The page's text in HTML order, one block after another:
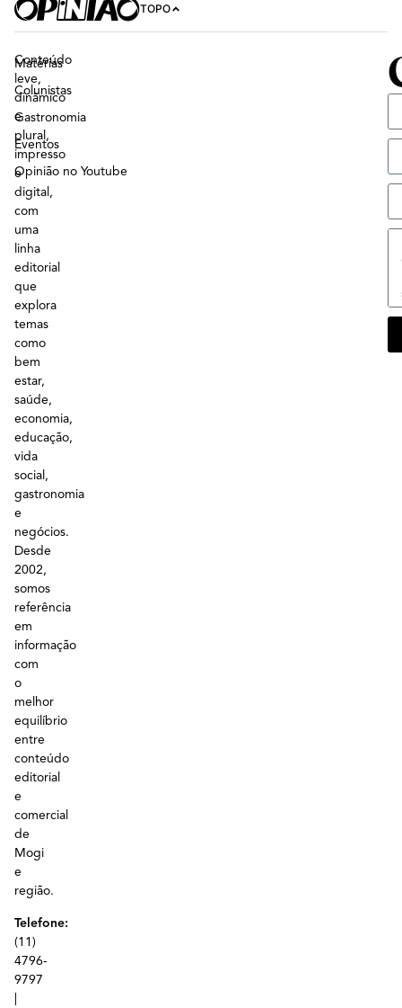
TOPO
Conteúdo
leve,
dinâmico
e
plural,
impresso
e
digital,
com
uma
linha
editorial
que
explora
temas
como
bem
estar,
saúde,
economia,
educação,
vida
social,
gastronomia
e
negócios.
Desde
2002,
somos
referência
em
informação
com
o
melhor
equilíbrio
entre
conteúdo
editorial
e
comercial
de
Mogi
e
região.
Telefone:
(11)
4796-
9797
Matérias
Colunistas
Gastronomia
Eventos
Opinião no Youtube